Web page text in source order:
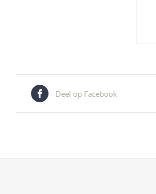
Deel op Facebook